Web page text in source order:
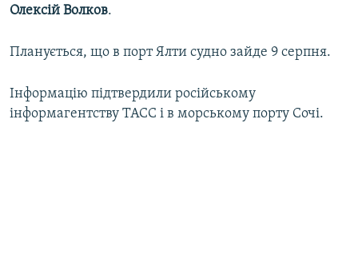
Олексій Волков.
Планується, що в порт Ялти судно зайде 9 серпня.
Інформацію підтвердили російському
інформагентству ТАСС і в морському порту Сочі.